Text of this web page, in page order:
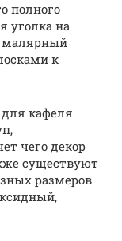
полного
уголка на
малярный
к
кафеля
чего декор
существуют
размеров